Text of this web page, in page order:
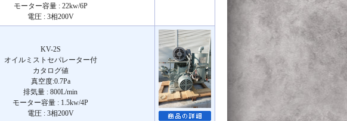
モーター容量 : 22kw/6P
電圧 : 3相200V
KV-2S
オイルミストセパレーター付
カタログ値
真空度:0.7Pa
排気量 : 800L/min
モーター容量 : 1.5kw/4P
電圧 : 3相200V